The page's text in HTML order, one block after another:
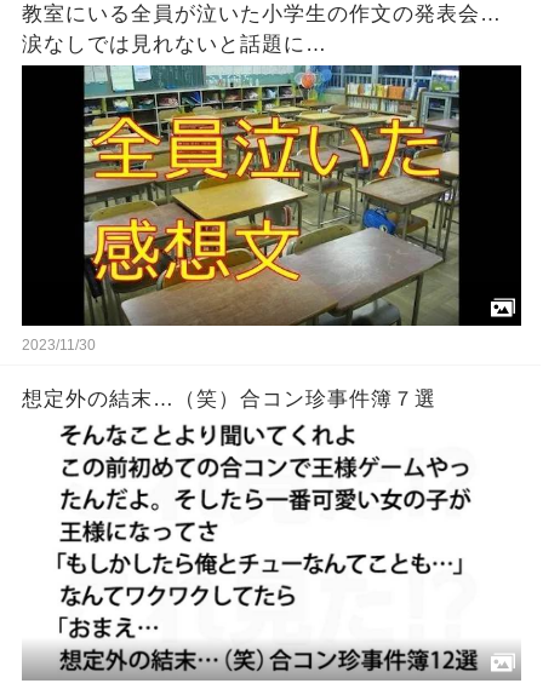
教室にいる全員が泣いた小学生の作文の発表会…
涙なしでは見れないと話題に…
2023/11/30
想定外の結末…（笑）合コン珍事件簿７選